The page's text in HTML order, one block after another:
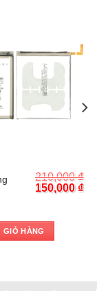
210,000₫
Original
price
210,000 ₫.
150,000 ₫
GIỎ HÀNG